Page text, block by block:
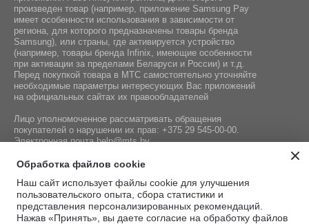
произведен товар (например, приложение Samsung Pay
имеет особенности использования в зависимости от
региона, для которого предназначены товары бренда
Samsung), или страны, где активируется устройство
(например, товары бренда Infiniх, имеющие особенности
при активации за пределами Беларуси и России) и т.д.
Перед покупкой товара в МТС самостоятельно уточняйте
необходимые параметры интересующих Вас приложений
на официальных сайтах их правообладателей
Лицо уполномоченное рассматривать обращения
покупателей о нарушении их прав: +375 29 545-00-00.
Электронная почтаhelp@mts.by
Номер телефона работников местных исполнительных и
регистрации СООО «Мобильные ТелеСистемы»,
уполномоченных рассматривать обращения покупателей:
+375 17 215-14-65
Обработка файлов cookie
Наш сайт использует файлы cookie для улучшения
пользовательского опыта, сбора статистики и
представления персонализированных рекомендаций.
Нажав «Принять», вы даете согласие на обработку файлов